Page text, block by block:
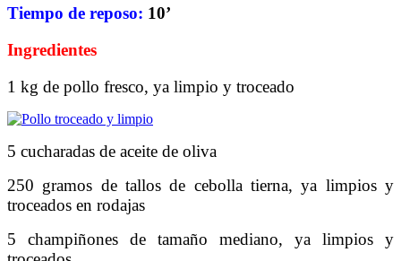
Tiempo de reposo: 10’
Ingredientes
1 kg de pollo fresco, ya limpio y troceado
5 cucharadas de aceite de oliva
250 gramos de tallos de cebolla tierna, ya limpios y
troceados en rodajas
5 champiñones de tamaño mediano, ya limpios y